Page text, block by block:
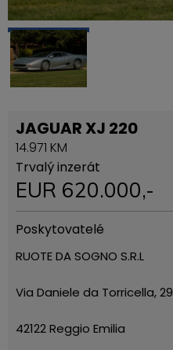
JAGUAR XJ 220
14.971 KM
Trvalý inzerát
EUR 620.000,-
Poskytovatelé
RUOTE DA SOGNO S.R.L
Via Daniele da Torricella, 29
42122 Reggio Emilia